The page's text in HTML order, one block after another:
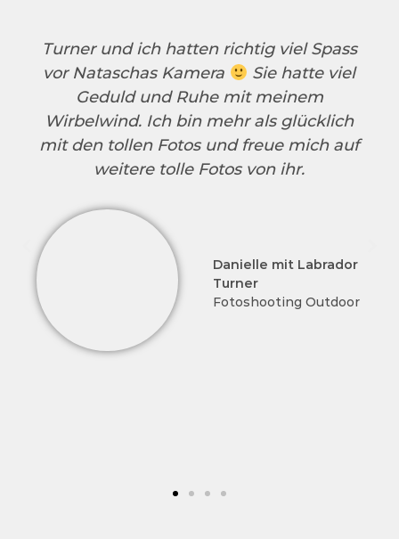
Turner und ich hatten richtig viel Spass
vor Nataschas Kamera
Sie hatte viel
Geduld und Ruhe mit meinem
Wirbelwind. Ich bin mehr als glücklich
mit den tollen Fotos und freue mich auf
weitere tolle Fotos von ihr.
Danielle mit Labrador
Turner
Fotoshooting Outdoor